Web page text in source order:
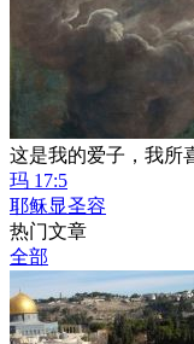
这是我的爱子，我所
玛 17:5
耶稣显圣容
热门文章
全部